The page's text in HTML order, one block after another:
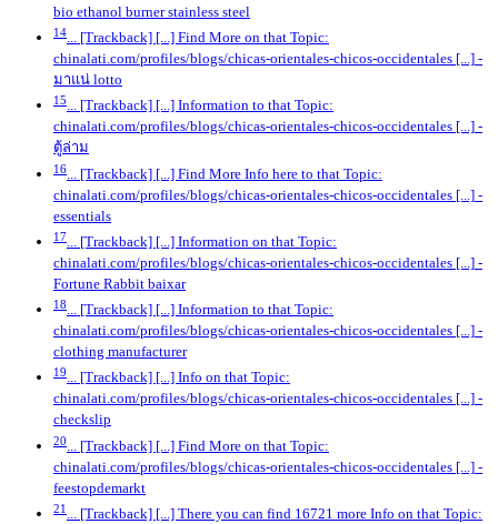
bio ethanol burner stainless steel
14
... [Trackback] [...] Find More on that Topic:
chinalati.com/profiles/blogs/chicas-orientales-chicos-occidentales [...] -
มาแน่ lotto
15... [Trackback] [...] Information to that Topic:
chinalati.com/profiles/blogs/chicas-orientales-chicos-occidentales [...] -
ตู้ล่าม
16
... [Trackback] [...] Find More Info here to that Topic:
chinalati.com/profiles/blogs/chicas-orientales-chicos-occidentales [...] -
essentials
17
... [Trackback] [...] Information on that Topic:
chinalati.com/profiles/blogs/chicas-orientales-chicos-occidentales [...] -
Fortune Rabbit baixar
18... [Trackback] [...] Information to that Topic:
chinalati.com/profiles/blogs/chicas-orientales-chicos-occidentales [...] -
clothing manufacturer
19... [Trackback] [...] Info on that Topic:
chinalati.com/profiles/blogs/chicas-orientales-chicos-occidentales [...] -
checkslip
20
... [Trackback] [...] Find More on that Topic:
chinalati.com/profiles/blogs/chicas-orientales-chicos-occidentales [...] -
feestopdemarkt
21 ... [Trackback] [...] There you can find 16721 more Info on that Topic: